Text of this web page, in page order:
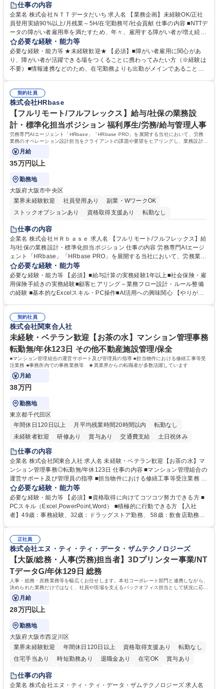
仕事の内容
企業名 株式会社ＮＴＴデータだいち 求人名 【業務企画】未経験OK/正社
員登用実績90%以上/月残業～5H/在宅勤務可/社会貢献 仕事の内容 ■NTTデ
ータの障がい者雇用率を満たすため、年々、雇用する障がい者が増え続け
ています。中でも、完全在宅勤務の障がい者の増加数が多いため、その業
務を増やすお仕事を担っていただきます。 【詳細】■既存業務の拡大およ
び運用のサポート(オペレーション業務:申請書の作成代行等) ■新規事業・
サービスの企画立案および推進 障がい者の方にどんな仕事があると良いか
やスキルの把握 ■AI活用業務など、既存領域を超えた案件の開拓 ■NTTデ
ータグループの会社へ提案活動 募集職種 【業務企画】未経験OK/正社員登
用実績90%以上/月残業～5H/在宅勤務可/社会貢献
必要な経験・能力等
必要な経験・能力等 ★未経験歓迎★ 【必須】■障がい者雇用に関心があ
り、障がい者が活躍できる場をつくることに携わってみたい方（※経験は
不要）■情報連携などのため、在宅勤務よりも出勤がメインであることに
用】正社員登用を前提としておりますので、最短で1.5年～2年で正社員へ
の雇用切り替えとなります。過去の正社員登用率は90％です。 将来的に
は当社の中核となる管理職になって頂く事を期待しています。 正社員登用
に向け全力でサポートを行いますのでご安心ください。 学歴・資格 学
歴：大学院 大学 高専 短大 専修学校 高校 語学力： 資格：
契約社員
株式会社HRbase
【フルリモート/フルフレックス】給与/社保の業務設
計・標準化担当ポジション 福利厚生/労務/給与管理人事
労務専門AIエージェント「HRbase」「HRbase PRO」を展開する当社において、労務
業務のオペレーション設計担当をクライアントの課題や要望をヒアリングし、業務設計や
システム設定へと落とし込むポジションです。
月給
35万円以上
勤務地
大阪府大阪市中央区
業界未経験歓迎
社員登用あり
副業・WワークOK
ストックオプションあり
資格取得支援あり
転勤なし
時短勤務あり
服装自由
仕事の内容
企業名 株式会社ＨＲｂａｓｅ 求人名 【フルリモート/フルフレックス】給
与/社保の業務設計・標準化担当ポジション 仕事の内容 労務専門AIエージ
ェント「HRbase」「HRbase PRO」を展開する当社において、労務業務
のオペレーション設計担当をクライアントの課題や要望をヒアリングし、
業務設計やシステム設定へと落とし込むポジションです。 【具体的に
は】・業務オペレーション設計（要件定義/顧客ヒアリング/業務オペレー
ションの洗い出し、ルール整備、システム設定) ・業務マニュアル作成、
（年調等の年次業務など） 募集職種 【フルリモート/フルフレックス】給
与/社保の業務設計・標準化担当ポジション
必要な経験・能力等
必要な経験・能力等 【必須】■給与計算の実務経験1年以上■社会保険・雇
用保険手続きの実務経験■顧客ヒアリング～業務フロー設計・ルール整備
の経験 ■基本的なExcelスキル・PC操作■AI活用への興味関心 【やりが
る設計にとどまらず、ご自身が現場のエキスパートとしてオペレーション
を実行する機会もあり、実務と改善の両面でスキルを発揮できる環境で
す。 学歴・資格 学歴：大学院 大学 高専 短大 専修学校 高校 語学力： 資
格：
契約社員
株式会社関東合人社
未経験・ベテラン歓迎【お茶の水】マンション管理事務
転勤無/年休123日 その他不動産施設管理/保全
■マンション管理組合の運営サポート及び管理員の指導 ■担当物件における修繕工事等受
注業務 ■事務所内での事務業務等 ★異業界からの転職者が多数活躍しています
月給
38万円
勤務地
東京都千代田区
年間休日120日以上
月平均残業時間20時間以内
転勤なし
未経験者歓迎
研修あり 賞与あり 交通費支給 土日祝休み
仕事の内容
企業名 株式会社関東合人社 求人名 未経験・ベテラン歓迎【お茶の水】マ
ンション管理事務◎転勤無/年休123日 仕事の内容 ■マンション管理組合の
運営サポート及び管理員の指導 ■担当物件における修繕工事等受注業務 ■
事務所内での事務業務等 ★異業界からの転職者が多数活躍しています
【年収補足】532万円 ＋別途インセンティヴで平均約100万円/年（昨年度
実績） ＋管理業務主任者資格手当50,000円/月 ★親会社である株式会社合
人社計画研究所社のグループ会社として、質の高いサービスと適性価格を
無/年休123日
必要な経験・能力等
必要な経験・能力等 【必須】■資格取得に向けてコツコツ努力できる方 ■
PCスキル（Excel,PowerPoint,Word） ■積極的に行動できる方 【入社
者】49歳：事務経験、32歳：ドラッグストア勤務、 58歳：飲食店勤務
得出来ております！ 【魅力】■フレックス制度、未経験からでも下限年収
を一律支給！ ■管理業務主任者資格取得後には50,000円/月の手当あり！
学歴・資格 学歴：大学院 大学 高専 短大 専修学校 高校 語学力： 資格：第
一種運転免許普通自動車
正社員
株式会社エヌ・ティ・ティ・データ・ザムテクノロジーズ
【大阪/総務・人事(労務)担当者】3Dプリンター事業/NT
TデータG/年休129日 総務
人事・総務・庶務業務等を幅広くお任せします。本社コーポレート部門と連携しながら、
決められた業務だけではなく、社員や現場を支えるバックオフィス担当として状況に応じ
て柔軟に対応いただくことを期待します。
月給
28万円以上
勤務地
大阪府大阪市西淀川区
業界未経験歓迎
年間休日120日以上 資格取得支援あり
転勤なし
住宅手当あり
時短勤務あり 退職金あり 在宅OK
賞与あり
完全週休2日制
仕事の内容
企業名 株式会社エヌ・ティ・ティ・データ・ザムテクノロジーズ 求人名